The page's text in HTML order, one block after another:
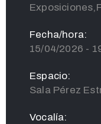
Fecha/hora:
15/04/2026 -
Espacio:
Sala Pérez
Vocalía: